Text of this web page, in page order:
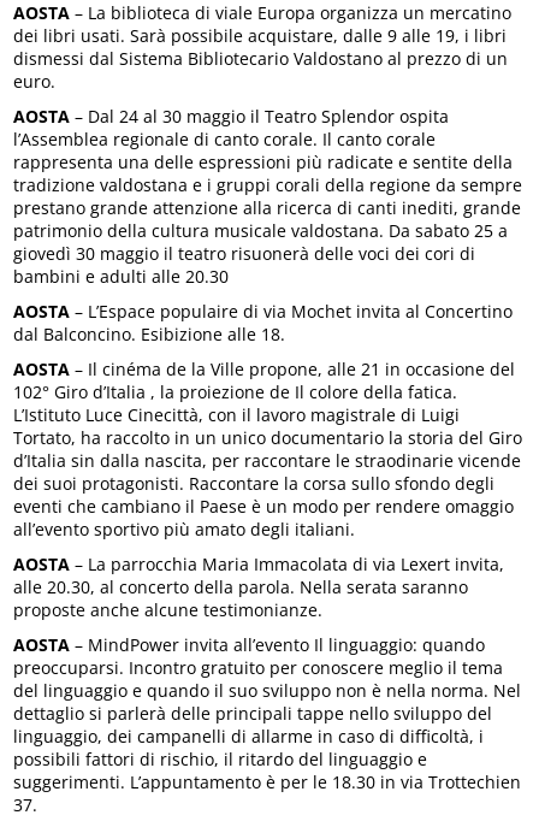
AOSTA – La biblioteca di viale Europa organizza un mercatino
dei libri usati. Sarà possibile acquistare, dalle 9 alle 19, i libri
dismessi dal Sistema Bibliotecario Valdostano al prezzo di un
euro.
AOSTA – Dal 24 al 30 maggio il Teatro Splendor ospita
l’Assemblea regionale di canto corale. Il canto corale
rappresenta una delle espressioni più radicate e sentite della
tradizione valdostana e i gruppi corali della regione da sempre
prestano grande attenzione alla ricerca di canti inediti, grande
patrimonio della cultura musicale valdostana. Da sabato 25 a
giovedì 30 maggio il teatro risuonerà delle voci dei cori di
bambini e adulti alle 20.30
AOSTA – L’Espace populaire di via Mochet invita al Concertino
dal Balconcino. Esibizione alle 18.
AOSTA – Il cinéma de la Ville propone, alle 21 in occasione del
102° Giro d’Italia , la proiezione de Il colore della fatica.
L’Istituto Luce Cinecittà, con il lavoro magistrale di Luigi
Tortato, ha raccolto in un unico documentario la storia del Giro
d’Italia sin dalla nascita, per raccontare le straodinarie vicende
dei suoi protagonisti. Raccontare la corsa sullo sfondo degli
eventi che cambiano il Paese è un modo per rendere omaggio
all’evento sportivo più amato degli italiani.
AOSTA – La parrocchia Maria Immacolata di via Lexert invita,
alle 20.30, al concerto della parola. Nella serata saranno
proposte anche alcune testimonianze.
AOSTA – MindPower invita all’evento Il linguaggio: quando
preoccuparsi. Incontro gratuito per conoscere meglio il tema
del linguaggio e quando il suo sviluppo non è nella norma. Nel
dettaglio si parlerà delle principali tappe nello sviluppo del
linguaggio, dei campanelli di allarme in caso di difficoltà, i
possibili fattori di rischio, il ritardo del linguaggio e
suggerimenti. L’appuntamento è per le 18.30 in via Trottechien
37.